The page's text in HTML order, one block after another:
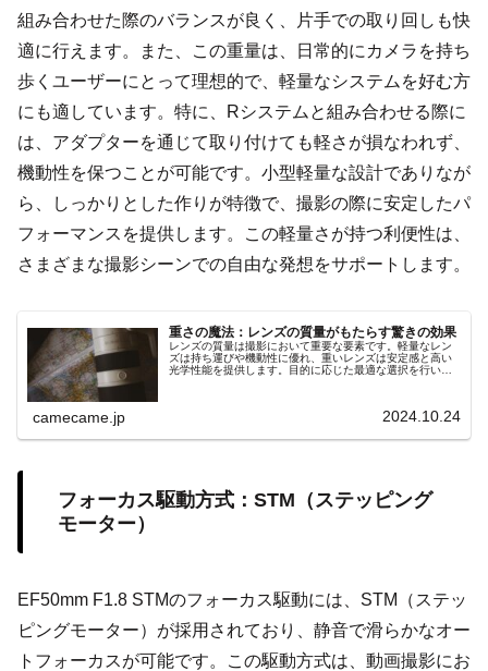
組み合わせた際のバランスが良く、片手での取り回しも快
適に行えます。また、この重量は、日常的にカメラを持ち
歩くユーザーにとって理想的で、軽量なシステムを好む方
にも適しています。特に、Rシステムと組み合わせる際に
は、アダプターを通じて取り付けても軽さが損なわれず、
機動性を保つことが可能です。小型軽量な設計でありなが
ら、しっかりとした作りが特徴で、撮影の際に安定したパ
フォーマンスを提供します。この軽量さが持つ利便性は、
さまざまな撮影シーンでの自由な発想をサポートします。
重さの魔法：レンズの質量がもたらす驚きの効果
レンズの質量は撮影において重要な要素です。軽量なレン
ズは持ち運びや機動性に優れ、重いレンズは安定感と高い
光学性能を提供します。目的に応じた最適な選択を行い、
camecame.jp 2024.10.24
フォーカス駆動方式：STM（ステッピング
モーター）
EF50mm F1.8 STMのフォーカス駆動には、STM（ステッ
ピングモーター）が採用されており、静音で滑らかなオー
トフォーカスが可能です。この駆動方式は、動画撮影にお